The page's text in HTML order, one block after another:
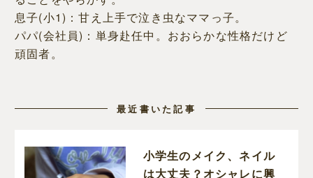
息子(小1)：甘え上手で泣き虫なママっ子。
パパ(会社員)：単身赴任中。おおらかな性格だけど
頑固者。
最近書いた記事
小学生のメイク、ネイル
は大丈夫？オシャレに興